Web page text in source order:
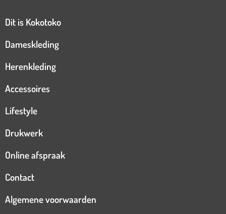
Dit is Kokotoko
Dameskleding
Herenkleding
Accessoires
Lifestyle
Drukwerk
Online afspraak
Contact
Algemene voorwaarden